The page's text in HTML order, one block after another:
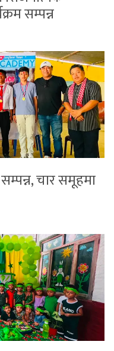
सम्पन्न
चार समूहमा